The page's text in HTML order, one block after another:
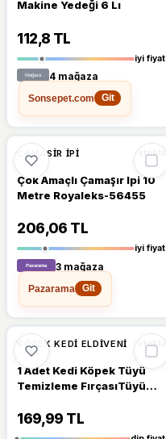
Makine Yedeği 6 Lı
112,8 TL
iyi fiyat
4 mağaza
Sonsepet.com
Git
%68 %68 DÜŞTÜ
CAMASIR İPI stokta
Çok Amaçlı Çamaşır Ipi 10
Metre Royaleks-56455
206,06 TL
iyi fiyat
3 mağaza
Pazarama
Git
%56 🔥%56 DÜŞTÜ
KÖPEK KEDI ELDIVENI stokta
1 Adet Kedi Köpek Tüyü
Temizleme FırçasıTüyü
Temizlenen Kedi Tarağı,
169,99 TL